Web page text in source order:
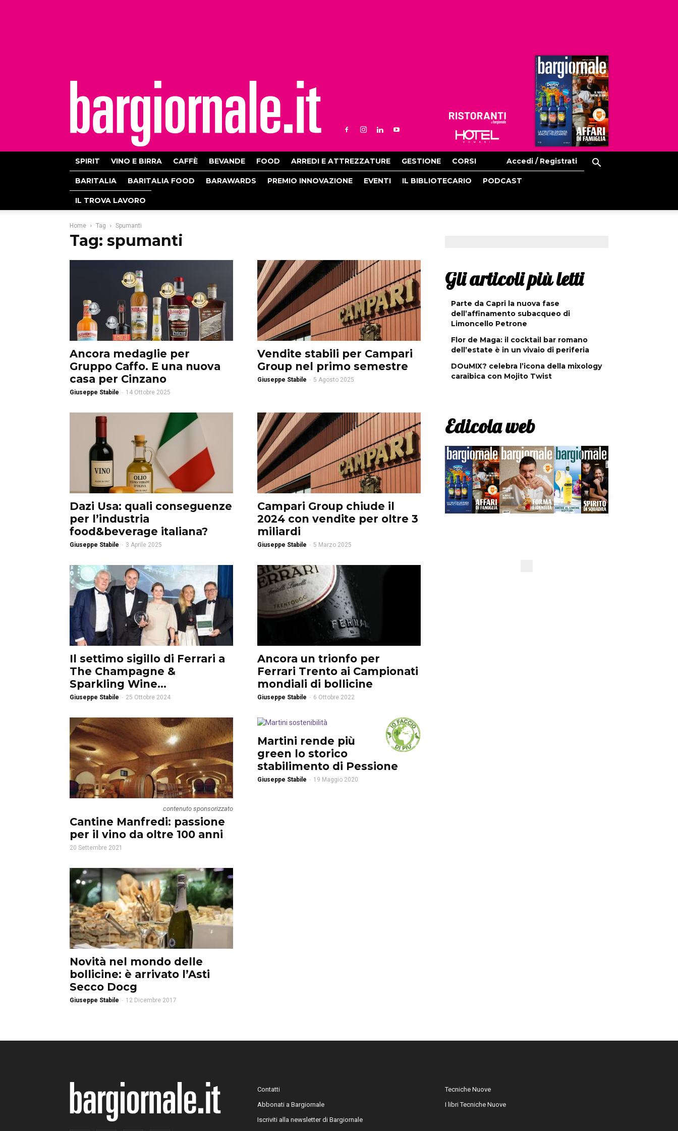
Ristoranti
Hoteldomani
SPIRIT VINO E BIRRA CAFFÈ BEVANDE FOOD ARREDI E ATTREZZATURE GESTIONE CORSI Accedi / Registrati
BARITALIA BARITALIA FOOD BARAWARDS PREMIO INNOVAZIONE EVENTI IL BIBLIOTECARIO PODCAST
IL TROVA LAVORO
Home Tag Spumanti
Tag: spumanti
Ancora medaglie per
Gruppo Caffo. E una nuova
casa per Cinzano
Giuseppe Stabile - 14 Ottobre 2025
Vendite stabili per Campari
Group nel primo semestre
Giuseppe Stabile - 5 Agosto 2025
Dazi Usa: quali conseguenze
per l’industria
food&beverage italiana?
Giuseppe Stabile - 3 Aprile 2025
Campari Group chiude il
2024 con vendite per oltre 3
miliardi
Giuseppe Stabile - 5 Marzo 2025
Il settimo sigillo di Ferrari a
The Champagne &
Sparkling Wine...
Giuseppe Stabile - 25 Ottobre 2024
Ancora un trionfo per
Ferrari Trento ai Campionati
mondiali di bollicine
Giuseppe Stabile - 6 Ottobre 2022
contenuto sponsorizzato
Cantine Manfredi: passione
per il vino da oltre 100 anni
20 Settembre 2021
Martini rende più
green lo storico
stabilimento di Pessione
Giuseppe Stabile - 19 Maggio 2020
Novità nel mondo delle
bollicine: è arrivato l’Asti
Secco Docg
Giuseppe Stabile - 12 Dicembre 2017
Gli articoli più letti
Parte da Capri la nuova fase
dell’affinamento subacqueo di
Limoncello Petrone
Flor de Maga: il cocktail bar romano
dell’estate è in un vivaio di periferia
DOuMIX? celebra l’icona della mixology
caraibica con Mojito Twist
Edicola web
Contatti
Abbonati a Bargiornale
Iscriviti alla newsletter di Bargiornale
Tecniche Nuove
I libri Tecniche Nuove